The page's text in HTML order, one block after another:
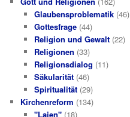
Glaubensproblematik(46)
Gottesfrage(44)
Religion und Gewalt(22)
Religionen (33)
Religionsdialog (11)
Säkularität(46)
Spiritualität(29)
Kirchenreform (134)
"Laien"(18)